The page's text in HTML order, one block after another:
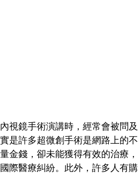
視鏡手術演講時，經常會被問及
是許多超微創手術是網路上的不
金錢，卻未能獲得有效的治療，
際醫療糾紛。此外，許多人有購